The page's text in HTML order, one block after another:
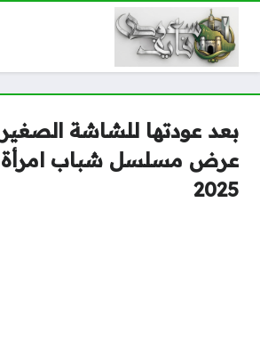
بعد عودتها للشاشة
عرض مسلسل شباب
2025